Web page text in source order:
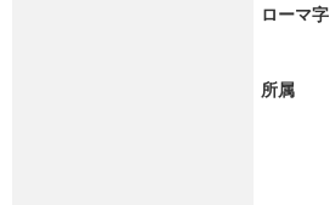
ローマ字
所属